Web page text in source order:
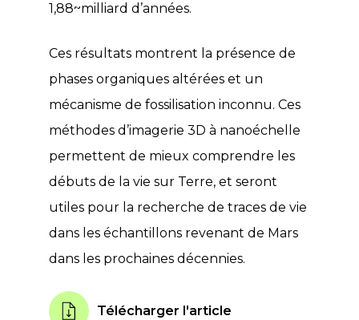
1,88~milliard d’années.
Ces résultats montrent la présence de
phases organiques altérées et un
mécanisme de fossilisation inconnu. Ces
méthodes d’imagerie 3D à nanoéchelle
permettent de mieux comprendre les
débuts de la vie sur Terre, et seront
utiles pour la recherche de traces de vie
dans les échantillons revenant de Mars
dans les prochaines décennies.
Télécharger l'article